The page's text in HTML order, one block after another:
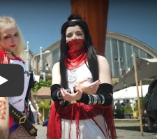
Přehrát video na téma: